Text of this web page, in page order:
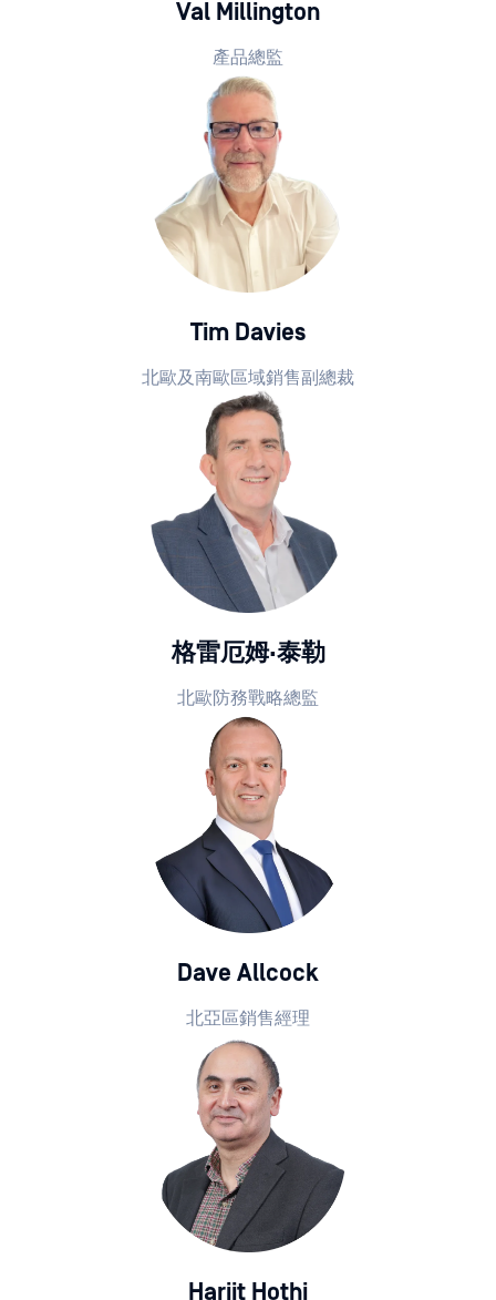
Val Millington
產品總監
Tim Davies
北歐及南歐區域銷售副總裁
格雷厄姆·泰勒
北歐防務戰略總監
Dave Allcock
北亞區銷售經理
Harjit Hothi